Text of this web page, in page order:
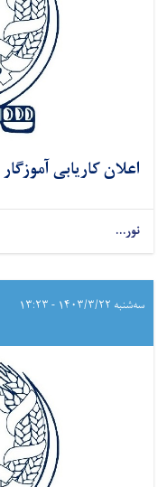
اعلان کاریابی
نور...
سه‌شنبه ۱۴۰۳/۳/۲۲ - ۱۳:۲۳